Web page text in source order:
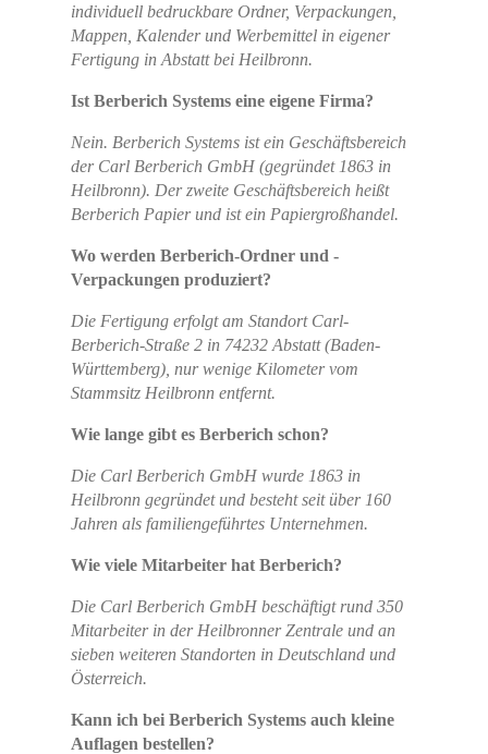
individuell bedruckbare Ordner, Verpackungen,
Mappen, Kalender und Werbemittel in eigener
Fertigung in Abstatt bei Heilbronn.
Ist Berberich Systems eine eigene Firma?
Nein. Berberich Systems ist ein Geschäftsbereich
der Carl Berberich GmbH (gegründet 1863 in
Heilbronn). Der zweite Geschäftsbereich heißt
Berberich Papier und ist ein Papiergroßhandel.
Wo werden Berberich-Ordner und -
Verpackungen produziert?
Die Fertigung erfolgt am Standort Carl-
Berberich-Straße 2 in 74232 Abstatt (Baden-
Württemberg), nur wenige Kilometer vom
Stammsitz Heilbronn entfernt.
Wie lange gibt es Berberich schon?
Die Carl Berberich GmbH wurde 1863 in
Heilbronn gegründet und besteht seit über 160
Jahren als familiengeführtes Unternehmen.
Wie viele Mitarbeiter hat Berberich?
Die Carl Berberich GmbH beschäftigt rund 350
Mitarbeiter in der Heilbronner Zentrale und an
sieben weiteren Standorten in Deutschland und
Österreich.
Kann ich bei Berberich Systems auch kleine
Auflagen bestellen?